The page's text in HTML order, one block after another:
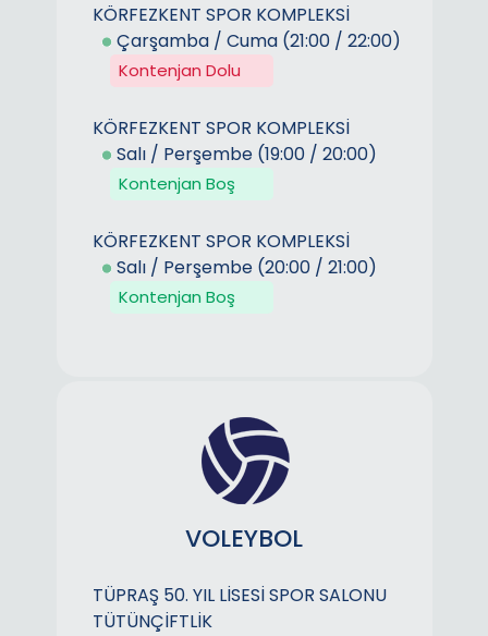
KÖRFEZKENT SPOR KOMPLEKSİ
Çarşamba / Cuma (21:00 / 22:00)
Kontenjan Dolu
KÖRFEZKENT SPOR KOMPLEKSİ
Salı / Perşembe (19:00 / 20:00)
Kontenjan Boş
KÖRFEZKENT SPOR KOMPLEKSİ
Salı / Perşembe (20:00 / 21:00)
Kontenjan Boş
VOLEYBOL
TÜPRAŞ 50. YIL LİSESİ SPOR SALONU
TÜTÜNÇİFTLİK